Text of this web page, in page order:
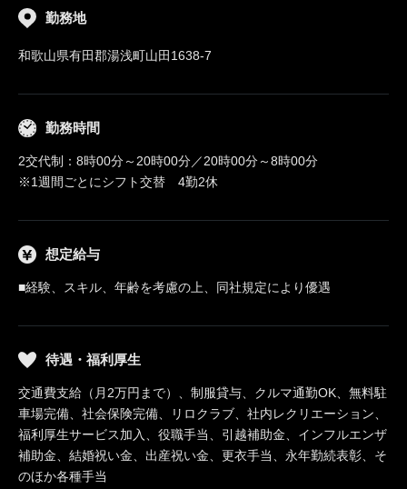
勤務地
和歌山県有田郡湯浅町山田1638-7
勤務時間
2交代制：8時00分～20時00分／20時00分～8時00分
※1週間ごとにシフト交替 4勤2休
想定給与
■経験、スキル、年齢を考慮の上、同社規定により優遇
待遇・福利厚生
交通費支給（月2万円まで）、制服貸与、クルマ通勤OK、無料駐
車場完備、社会保険完備、リロクラブ、社内レクリエーション、
福利厚生サービス加入、役職手当、引越補助金、インフルエンザ
補助金、結婚祝い金、出産祝い金、更衣手当、永年勤続表彰、そ
のほか各種手当